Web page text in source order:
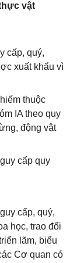
vật
cấp, quý,
xuất khẩu vì
thuộc
IA theo quy
động vật
cấp quy
cấp, quý,
học, trao đổi
lãm, biểu
Cơ quan có